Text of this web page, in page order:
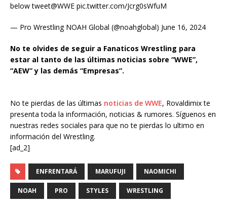
below tweet@WWE pic.twitter.com/Jcrg0sWfuM
— Pro Wrestling NOAH Global (@noahglobal) June 16, 2024
No te olvides de seguir a Fanaticos Wrestling para
estar al tanto de las últimas noticias sobre “WWE”,
“AEW” y las demás “Empresas”.
No te pierdas de las últimas noticias de WWE, Rovaldimix te
presenta toda la información, noticias & rumores. Síguenos en
nuestras redes sociales para que no te pierdas lo ultimo en
información del Wrestling.
[ad_2]
ENFRENTARÁ MARUFUJI NAOMICHI
NOAH PRO STYLES WRESTLING